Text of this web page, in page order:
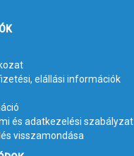
elállási információk
és adatkezelési szabályzat
visszamondása